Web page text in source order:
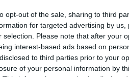
opt-out of the sale, sharing to third
for targeted advertising by
selection. Please note that after your
interest-based ads based on
to third parties prior to your
of your personal information by
ki tradicionalno sodijo med
letu tekmuje za